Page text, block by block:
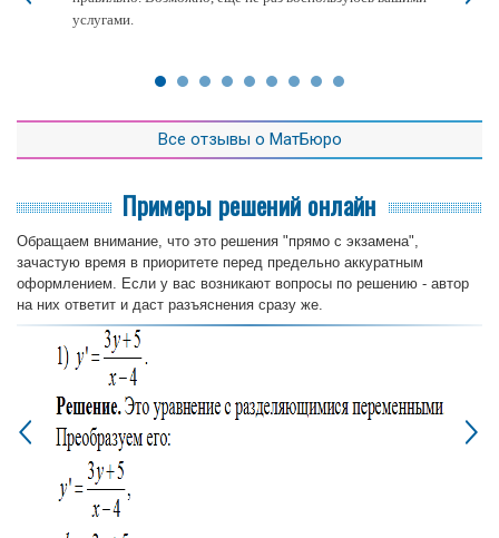
услугами.
Все отзывы о МатБюро
Примеры решений онлайн
Обращаем внимание, что это решения "прямо с экзамена",
зачастую время в приоритете перед предельно аккуратным
оформлением. Если у вас возникают вопросы по решению - автор
на них ответит и даст разъяснения сразу же.